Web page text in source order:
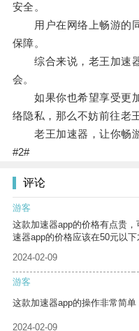
安全。
用户在网络上畅游的同
保障。
综合来说，老王加速器
会。
如果你也希望享受更加
络隐私，那么不妨前往老
老王加速器，让你畅游
#2#
评论
游客
这款加速器app的价格有点贵
速器app的价格应该在50元以下
2024-02-09
游客
这款加速器app的操作非常简单
2024-02-09